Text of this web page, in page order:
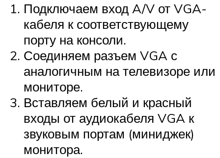
Подключаем вход A/V от VGA-
кабеля к соответствующему
порту на консоли.
Соединяем разъем VGA с
аналогичным на телевизоре или
мониторе.
Вставляем белый и красный
входы от аудиокабеля VGA к
звуковым портам (миниджек)
монитора.